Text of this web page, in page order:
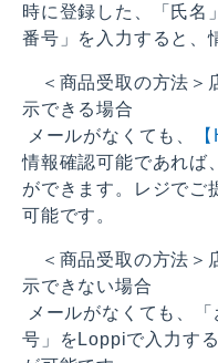
時に登録した、「氏名
番号」を入力すると、
＜商品受取の方法＞
示できる場合
メールがなくても、
情報確認可能であれば
ができます。レジでご
可能です。
＜商品受取の方法＞
示できない場合
メールがなくても、
号」をLoppiで入力す